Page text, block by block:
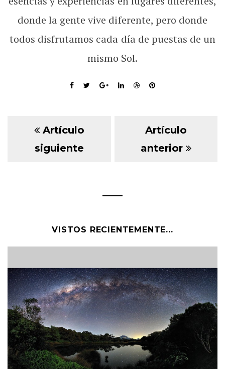
donde la gente vive diferente, pero donde
todos disfrutamos cada día de puestas de un
mismo Sol.
Artículo
siguiente
Artículo
anterior
VISTOS RECIENTEMENTE...